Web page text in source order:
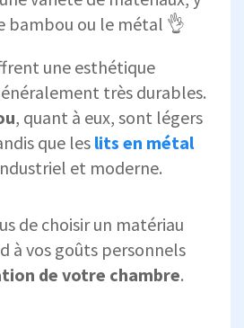
bambou ou le métal 👌
une esthétique
très durables.
, quant à eux, sont légers
que les lits en métal
et moderne.
de choisir un matériau
à vos goûts personnels
de votre chambre.